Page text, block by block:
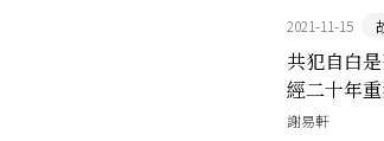
2021-11-15
共犯自白
經二十年
謝易軒